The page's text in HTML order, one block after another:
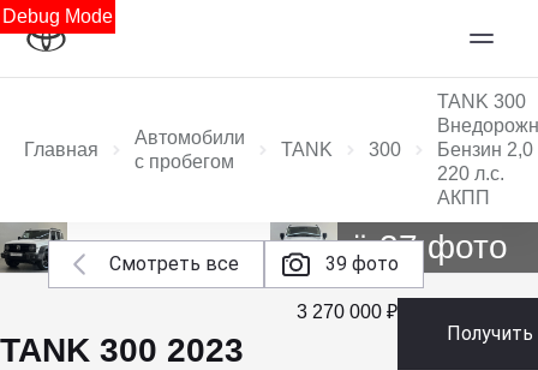
Debug Mode
Главная
Автомобили
с пробегом
TANK 300
TANK 300
Бензин 2,0
220 л.с.
АКПП
Смотреть все 39 фото
Ещё 37 фото
TANK 300 2023
3 270 000 ₽